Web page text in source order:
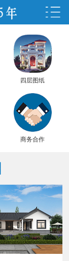
四层图纸
商务合作